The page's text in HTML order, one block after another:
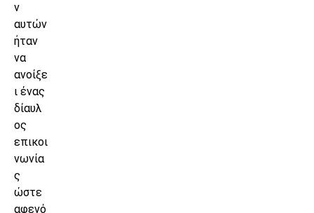
ν
αυτών
ήταν
να
ανοίξε
ι ένας
δίαυλ
ος
επικοι
νωνία
ς
ώστε
αφενό